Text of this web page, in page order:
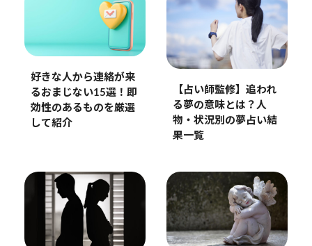
好きな人から連絡が来
るおまじない15選！即
効性のあるものを厳選
して紹介
【占い師監修】追われ
る夢の意味とは？人
物・状況別の夢占い結
果一覧